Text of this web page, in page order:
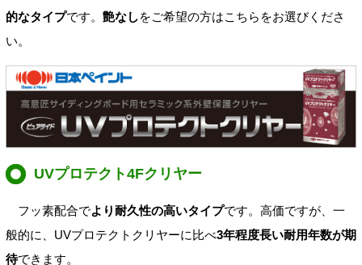
的なタイプです。 艶なしをご希望の方はこちらをお選びくださ
い。
UVプロテクト4Fクリヤー
フッ素配合でより耐久性の高いタイプです。高価ですが、一
般的に、UVプロテクトクリヤーに比べ3年程度長い耐用年数が期
待できます。